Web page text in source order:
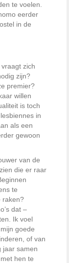
te voelen.
eerder
in de
zich
zijn?
premier?
willen
is toch
in
als een
gewoon
van de
die er raar
te
raken?
dat –
Ik voel
goede
of van
jaar samen
hen te